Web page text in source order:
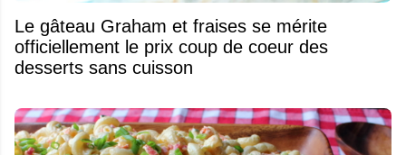
Le gâteau Graham et fraises se mérite
officiellement le prix coup de coeur des
desserts sans cuisson